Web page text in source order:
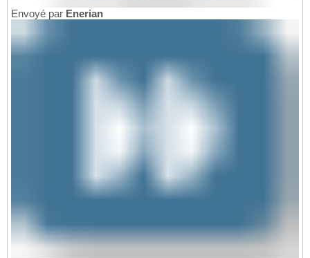
Envoyé par Enerian